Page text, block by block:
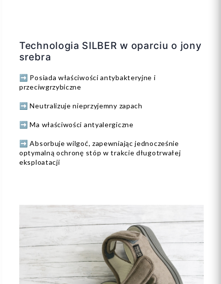
Technologia SILBER w oparciu o jony
srebra
➡️ Posiada właściwości antybakteryjne i
przeciwgrzybiczne
➡️ Neutralizuje nieprzyjemny zapach
➡️ Ma właściwości antyalergiczne
➡️ Absorbuje wilgoć, zapewniając jednocześnie
optymalną ochronę stóp w trakcie długotrwałej
eksploatacji